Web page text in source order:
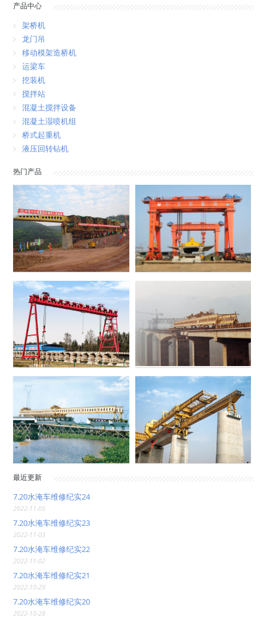
产品中心
架桥机
龙门吊
移动模架造桥机
运梁车
挖装机
搅拌站
混凝土搅拌设备
混凝土湿喷机组
桥式起重机
液压回转钻机
热门产品
最近更新
7.20水淹车维修纪实24
2022-11-05
7.20水淹车维修纪实23
2022-11-03
7.20水淹车维修纪实22
2022-11-02
7.20水淹车维修纪实21
2022-10-29
7.20水淹车维修纪实20
2022-10-28